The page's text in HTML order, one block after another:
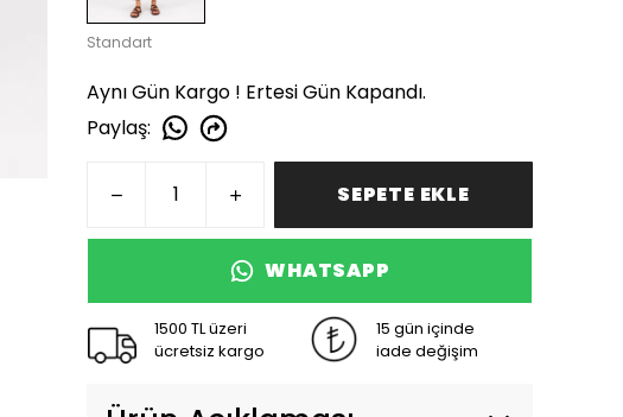
Standart
Aynı Gün Kargo ! Ertesi Gün Kapandı.
Paylaş:
SEPETE EKLE
WHATSAPP
1500 TL üzeri
ücretsiz kargo
15 gün içinde
iade değişim